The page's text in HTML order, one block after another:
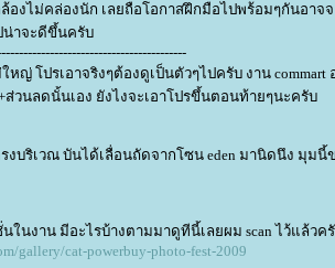
องไม่คล่องนัก เลยถือโอกาสฝึกมือไปพร้อมๆกันอา
าจะดีขึ้นครับ
หญ่ โปรเอาจริงๆต้องดูเป็นตัวๆไปครับ งาน
ส่วนลดนั้นเอง ยังไงจะเอาโปรขึ้นตอนท้ายๆนะครับ
งบริเวณ บันได้เลื่อนถัดจากโซน eden มานิดนึง มุม
ในงาน มีอะไรบ้างตามมาดูทีนี้เลยผม scan ไว้แล้ว
gallery/cat-powerbuy-photo-fest-2009